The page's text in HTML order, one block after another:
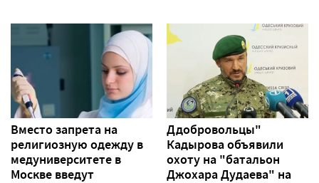
Вместо запрета на
религиозную одежду в
медуниверситете в
Москве введут
Ддобровольцы"
Кадырова объявили
охоту на "батальон
Джохара Дудаева" на